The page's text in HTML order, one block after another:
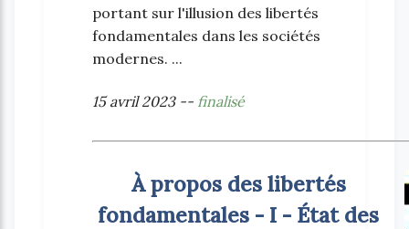
portant sur l'illusion des libertés
fondamentales dans les sociétés
modernes. ...
15 avril 2023 -- finalisé
À propos des libertés
fondamentales - I - État des